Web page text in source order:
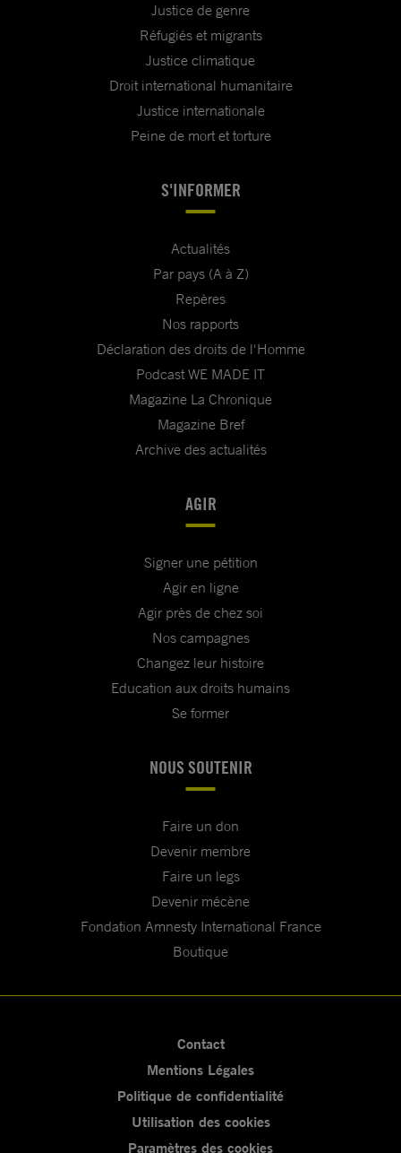
Justice de genre
Réfugiés et migrants
Justice climatique
Droit international humanitaire
Justice internationale
Peine de mort et torture
S'INFORMER
Actualités
Par pays (A à Z)
Repères
Nos rapports
Déclaration des droits de l'Homme
Podcast WE MADE IT
Magazine La Chronique
Magazine Bref
Archive des actualités
AGIR
Signer une pétition
Agir en ligne
Agir près de chez soi
Nos campagnes
Changez leur histoire
Education aux droits humains
Se former
NOUS SOUTENIR
Faire un don
Devenir membre
Faire un legs
Devenir mécène
Fondation Amnesty International France
Boutique
Contact
Mentions Légales
Politique de confidentialité
Utilisation des cookies
Paramètres des cookies